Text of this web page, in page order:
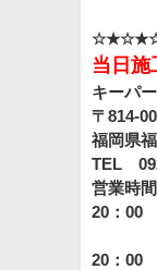
当日施
キーパ
〒814-
福岡県
TEL
営業時
20：00
土
20：00